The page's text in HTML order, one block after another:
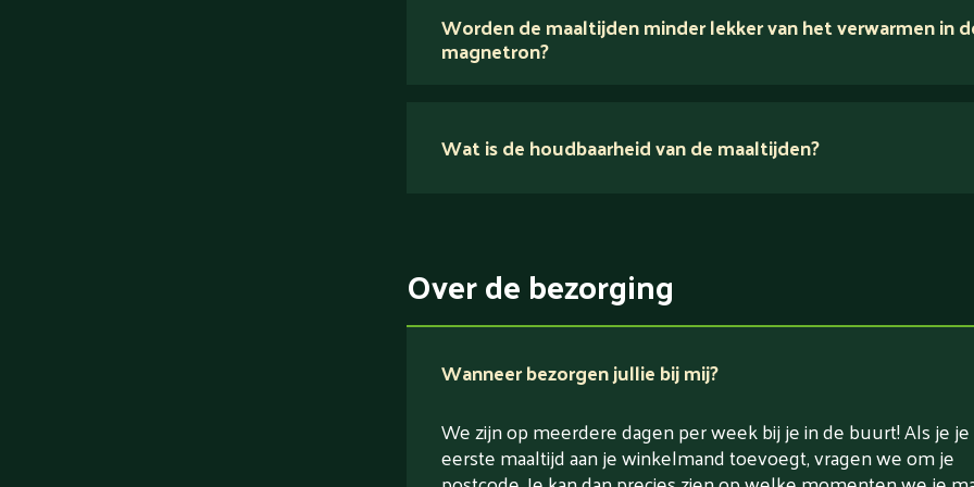
voedingsexperts
Verlaagd in zout
Worden de maaltijden minder lekker van het verwarmen in
magnetron?
Wat is de houdbaarheid van de maaltijden?
Over de bezorging
Wanneer bezorgen jullie bij mij?
We zijn op meerdere dagen per week bij je in de buurt! Als je je
eerste maaltijd aan je winkelmand toevoegt, vragen we om je